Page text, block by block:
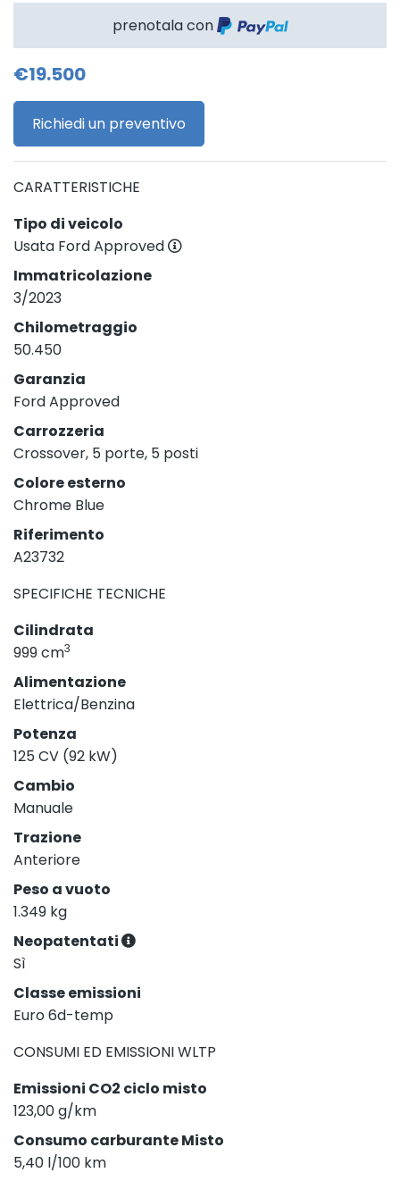
prenotala con
€19.500
Richiedi un preventivo
CARATTERISTICHE
Tipo di veicolo
Usata Ford Approved
Immatricolazione
3/2023
Chilometraggio
50.450
Garanzia
Ford Approved
Carrozzeria
Crossover, 5 porte, 5 posti
Colore esterno
Chrome Blue
Riferimento
A23732
SPECIFICHE TECNICHE
Cilindrata
999 cm3
Alimentazione
Elettrica/Benzina
Potenza
125 CV (92 kW)
Cambio
Manuale
Trazione
Anteriore
Peso a vuoto
1.349 kg
Neopatentati
Sì
Classe emissioni
Euro 6d-temp
CONSUMI ED EMISSIONI WLTP
Emissioni CO2 ciclo misto
123,00 g/km
Consumo carburante Misto
5,40 l/100 km